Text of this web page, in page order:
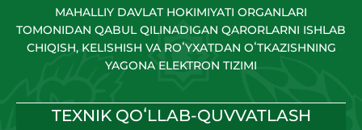
MAHALLIY DAVLAT HOKIMIYATI ORGANLARI
TOMONIDAN QABUL QILINADIGAN QARORLARNI ISHLAB
CHIQISH, KELISHISH VA ROʻYXATDAN OʻTKAZISHNING
YAGONA ELEKTRON TIZIMI
TEXNIK QOʻLLAB-QUVVATLASH